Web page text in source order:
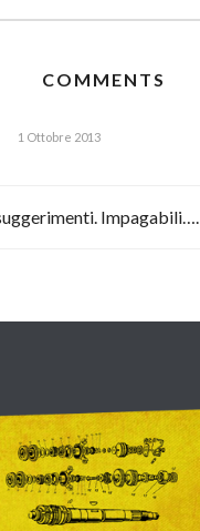
COMMENTS
1 Ottobre 2013
Impagabili….